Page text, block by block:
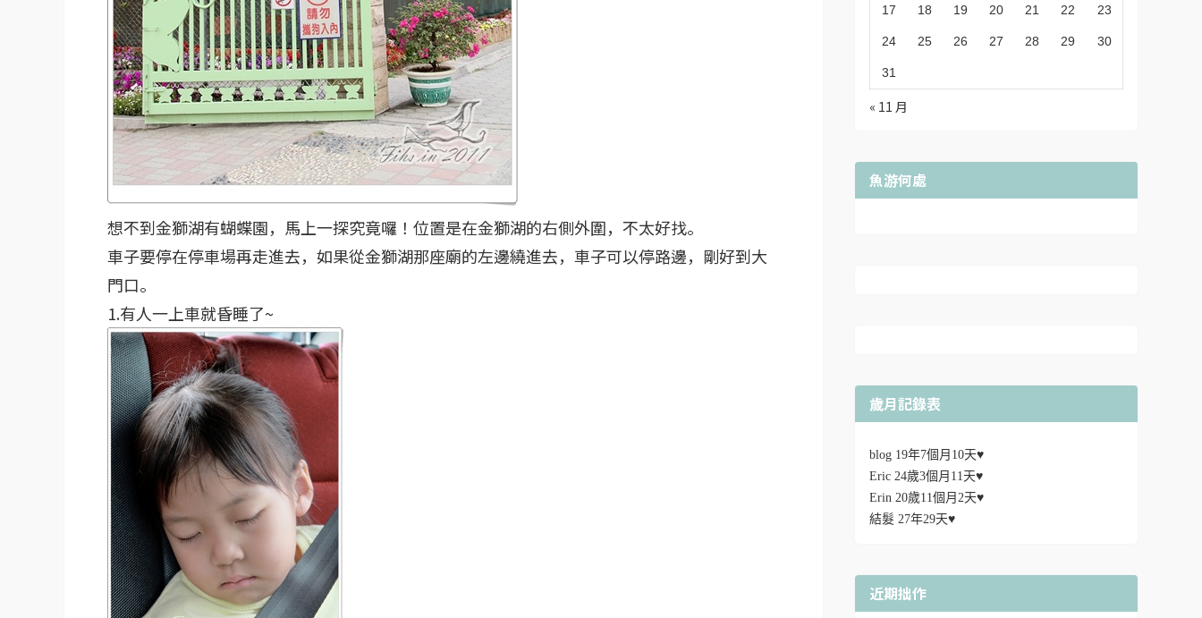
想不到金獅湖有蝴蝶園，馬上一探究竟囉！位置是在金獅湖的右側外圍，不太好找。
車子要停在停車場再走進去，如果從金獅湖那座廟的左邊繞進去，車子可以停路邊，剛好到大
門口。
1.有人一上車就昏睡了~
17 18 19 20 21 22 23
24 25 26 27 28 29 30
31
« 11 月
魚游何處
歲月記錄表
blog 19年7個月10天♥
Eric 24歲3個月11天♥
Erin 20歲11個月2天♥
結髮 27年29天♥
近期拙作